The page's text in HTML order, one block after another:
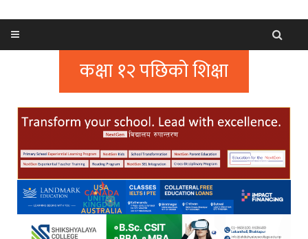
कक्षा १२ पछिको शिक्षा